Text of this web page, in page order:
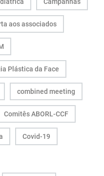
aos associados
Plástica da Face
combined meeting
Comitês ABORL-CCF
Covid-19